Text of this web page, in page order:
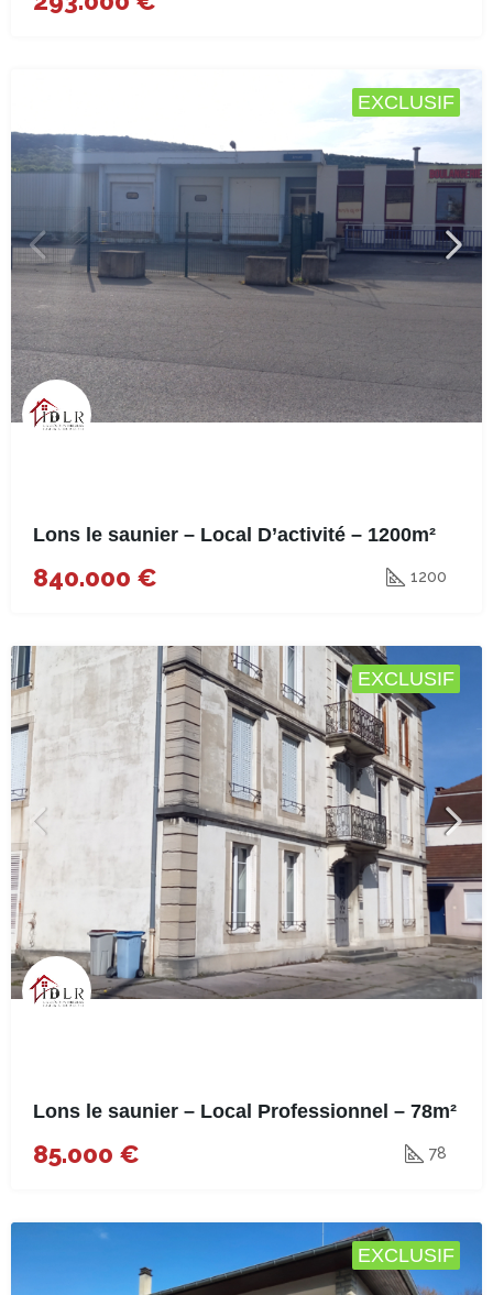
EXCLUSIF
Lons le saunier – Local D’activité – 1200m²
840.000 € 1200
EXCLUSIF
Lons le saunier – Local Professionnel – 78m²
85.000 € 78
EXCLUSIF